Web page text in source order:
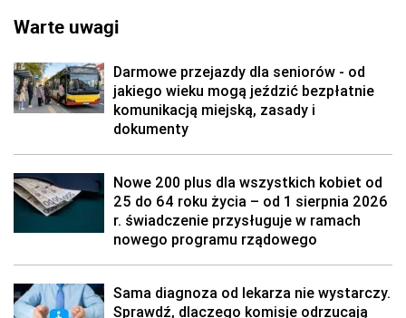
Warte uwagi
Darmowe przejazdy dla seniorów - od
jakiego wieku mogą jeździć bezpłatnie
komunikacją miejską, zasady i
dokumenty
Nowe 200 plus dla wszystkich kobiet od
25 do 64 roku życia – od 1 sierpnia 2026
r. świadczenie przysługuje w ramach
nowego programu rządowego
Sama diagnoza od lekarza nie wystarczy.
Sprawdź, dlaczego komisje odrzucają